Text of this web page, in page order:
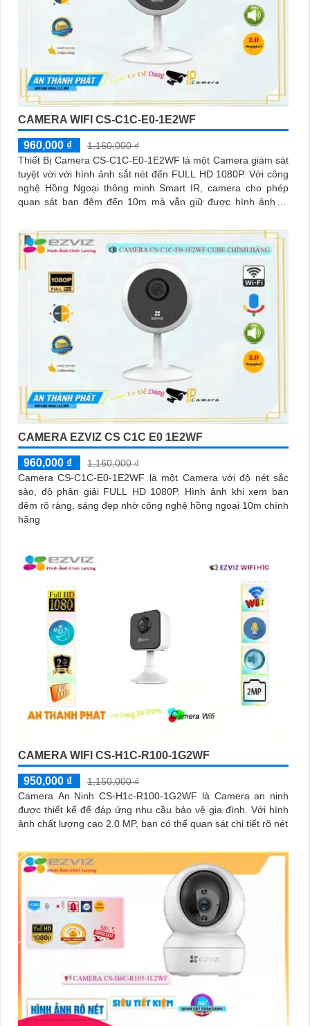
CAMERA WIFI CS-C1C-E0-1E2WF
960,000 ₫
1,160,000 ₫
Thiết Bị Camera CS-C1C-E0-1E2WF là một Camera giám sát
tuyệt vời với hình ảnh sắt nét đến FULL HD 1080P. Với công
nghệ Hồng Ngoại thông minh Smart IR, camera cho phép
quan sát ban đêm đến 10m mà vẫn giữ được hình ảnh rõ
CAMERA EZVIZ CS C1C E0 1E2WF
960,000 ₫
1,160,000 ₫
Camera CS-C1C-E0-1E2WF là một Camera với độ nét sắc
sảo, độ phân giải FULL HD 1080P. Hình ảnh khi xem ban
đêm rõ ràng, sáng đẹp nhờ công nghệ hồng ngoại 10m chính
hãng
CAMERA WIFI CS-H1C-R100-1G2WF
950,000 ₫
1,150,000 ₫
Camera An Ninh CS-H1c-R100-1G2WF là Camera an ninh
được thiết kế để đáp ứng nhu cầu bảo vệ gia đình. Với hình
ảnh chất lượng cao 2.0 MP, bạn có thể quan sát chi tiết rõ nét